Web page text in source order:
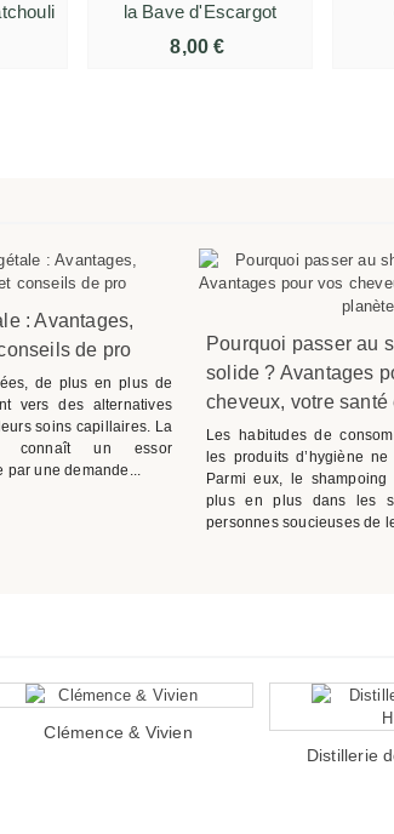
la Bave d'Escargot
8,00 €
: Avantages,
de pro
de plus en plus de
vers des alternatives
soins capillaires. La
connaît un essor
par une demande...
Pourquoi passer au
solide ? Avantages
cheveux, votre
Les habitudes de
les produits d’hygiène
Parmi eux, le shampoing
plus en plus dans les
personnes soucieuses de
Clémence & Vivien
Distillerie